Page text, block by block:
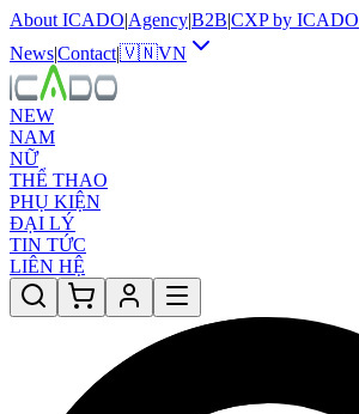
About ICADO|Agency|B2B|CXP by ICADO
News|Contact|🇻🇳VN
NEW
NAM
NỮ
THỂ THAO
PHỤ KIỆN
ĐẠI LÝ
TIN TỨC
LIÊN HỆ